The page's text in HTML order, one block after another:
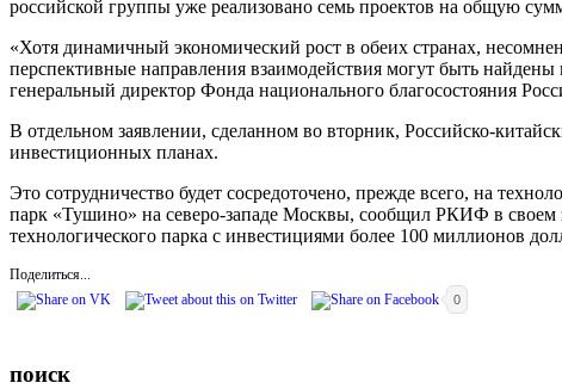
российской группы уже реализовано семь проектов на общую
«Хотя динамичный экономический рост в обеих странах,
перспективные направления взаимодействия могут быть
генеральный директор Фонда национального благосостояния
В отдельном заявлении, сделанном во вторник, Российско-
инвестиционных планах.
Это сотрудничество будет сосредоточено, прежде всего, на
парк «Тушино» на северо-западе Москвы, сообщил РКИФ в своем
технологического парка с инвестициями более 100 миллионов
Поделиться...
0
поиск